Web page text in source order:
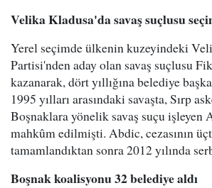
Velika Kladusa'da savaş suçlusu
Yerel seçimde ülkenin kuzeyindeki
Partisi'nden aday olan savaş suçlusu
kazanarak, dört yıllığına belediye
1995 yılları arasındaki savaşta, Sırp
Boşnaklara yönelik savaş suçu işleyen
mahkûm edilmişti. Abdic, cezasının
tamamlandıktan sonra 2012 yılında
Boşnak koalisyonu 32 belediye aldı